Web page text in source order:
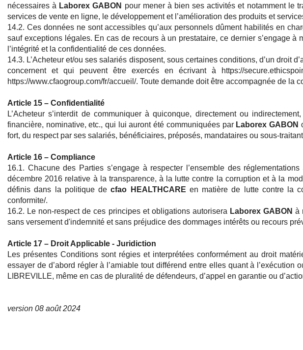
nécessaires à Laborex GABON pour mener à bien ses activités et notamment le
services de vente en ligne, le développement et l’amélioration des produits et
14.2. Ces données ne sont accessibles qu’aux personnels dûment habilités en
sauf exceptions légales. En cas de recours à un prestataire, ce dernier s’engage
l’intégrité et la confidentialité de ces données.
14.3. L’Acheteur et/ou ses salariés disposent, sous certaines conditions, d’un droit
concernent et qui peuvent être exercés en écrivant à https://
https://www.cfaogroup.com/fr/accueil/. Toute demande doit être accompagnée de la
Article 15 – Confidentialité
L’Acheteur s’interdit de communiquer à quiconque, directement ou
financière, nominative, etc., qui lui auront été communiquées par Laborex GABON
fort, du respect par ses salariés, bénéficiaires, préposés, mandataires ou sous-
Article 16 – Compliance
16.1. Chacune des Parties s’engage à respecter l’ensemble des
décembre 2016 relative à la transparence, à la lutte contre la corruption et à la
définis dans la politique decfao HEALTHCARE en matière de lutte contre la
conformite/.
16.2. Le non-respect de ces principes et obligations autorisera Laborex GABON à
sans versement d'indemnité et sans préjudice des dommages intérêts ou recours
Article 17 – Droit Applicable - Juridiction
Les présentes Conditions sont régies et interprétées conformément au droit
essayer de d’abord régler à l’amiable tout différend entre elles quant à
LIBREVILLE, même en cas de pluralité de défendeurs, d’appel en garantie ou
version 08 août 2024